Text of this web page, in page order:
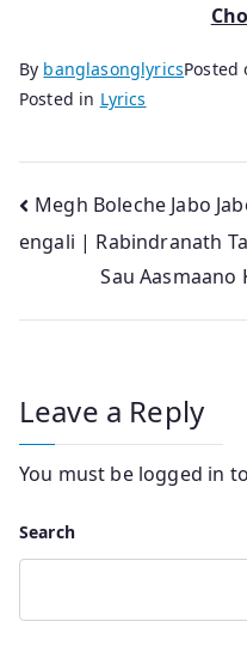
By banglasonglyricsPosted
Posted in Lyrics
Post
navigation
Megh Boleche Jabo Jabo
engali | Rabindranath
Sau Aasmaano
Leave a Reply
You must be logged in
Search